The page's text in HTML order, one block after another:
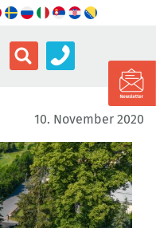
10. November 2020